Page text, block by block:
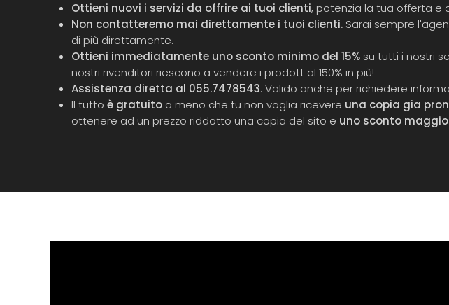
Ottieni nuovi i servizi da offrire ai tuoi clienti, potenzia la tua offerta e
Non contatteremo mai direttamente i tuoi clienti. Sarai sempre
di più direttamente.
Ottieni immediatamente uno sconto minimo del 15% su tutti i nostri
nostri rivenditori riescono a vendere i prodott al 150% in più!
Assistenza diretta al 055.7478543. Valido anche per richiedere
Il tutto è gratuito a meno che tu non voglia ricevere una copia gia
ottenere ad un prezzo riddotto una copia del sito e uno sconto